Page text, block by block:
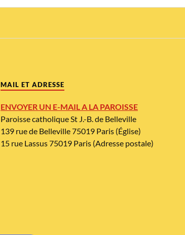
MAIL ET ADRESSE
ENVOYER UN E-MAIL A LA PAROISSE
Paroisse catholique St J.-B. de Belleville
139 rue de Belleville 75019 Paris (Église)
15 rue Lassus 75019 Paris (Adresse postale)